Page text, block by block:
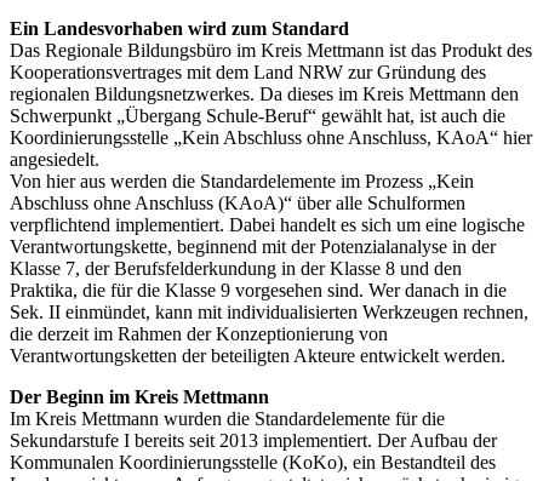
Ein Landesvorhaben wird zum Standard
Das Regionale Bildungsbüro im Kreis Mettmann ist das Produkt des
Kooperationsvertrages mit dem Land NRW zur Gründung des
regionalen Bildungsnetzwerkes. Da dieses im Kreis Mettmann den
Schwerpunkt „Übergang Schule-Beruf“ gewählt hat, ist auch die
Koordinierungsstelle „Kein Abschluss ohne Anschluss, KAoA“ hier
angesiedelt.
Von hier aus werden die Standardelemente im Prozess „Kein
Abschluss ohne Anschluss (KAoA)“ über alle Schulformen
verpflichtend implementiert. Dabei handelt es sich um eine logische
Verantwortungskette, beginnend mit der Potenzialanalyse in der
Klasse 7, der Berufsfelderkundung in der Klasse 8 und den
Praktika, die für die Klasse 9 vorgesehen sind. Wer danach in die
Sek. II einmündet, kann mit individualisierten Werkzeugen rechnen,
die derzeit im Rahmen der Konzeptionierung von
Verantwortungsketten der beteiligten Akteure entwickelt werden.
Der Beginn im Kreis Mettmann
Im Kreis Mettmann wurden die Standardelemente für die
Sekundarstufe I bereits seit 2013 implementiert. Der Aufbau der
Kommunalen Koordinierungsstelle (KoKo), ein Bestandteil des